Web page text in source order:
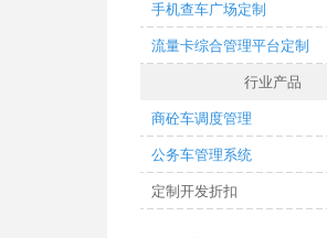
手机查车广场定制
流量卡综合管理平台定制
行业产品
商砼车调度管理
公务车管理系统
定制开发折扣